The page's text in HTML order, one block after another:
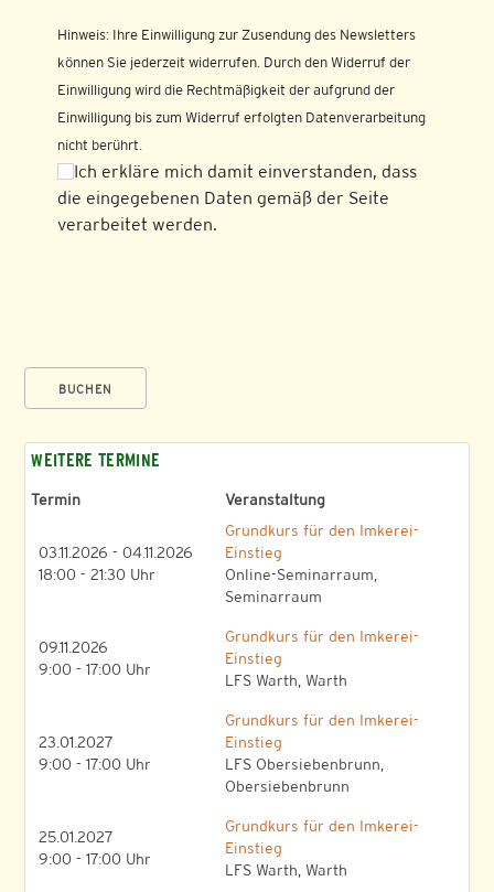
Hinweis: Ihre Einwilligung zur Zusendung des Newsletters
können Sie jederzeit widerrufen. Durch den Widerruf der
Einwilligung wird die Rechtmäßigkeit der aufgrund der
Einwilligung bis zum Widerruf erfolgten Datenverarbeitung
nicht berührt.
Ich erkläre mich damit einverstanden, dass
die eingegebenen Daten gemäß der Seite
verarbeitet werden.
BUCHEN
WEITERE TERMINE
Termin Veranstaltung
03.11.2026 - 04.11.2026
18:00 - 21:30 Uhr
Grundkurs für den Imkerei-
Einstieg
Online-Seminarraum,
Seminarraum
09.11.2026
9:00 - 17:00 Uhr
Grundkurs für den Imkerei-
Einstieg
LFS Warth, Warth
23.01.2027
9:00 - 17:00 Uhr
Grundkurs für den Imkerei-
Einstieg
LFS Obersiebenbrunn,
Obersiebenbrunn
25.01.2027
9:00 - 17:00 Uhr
Grundkurs für den Imkerei-
Einstieg
LFS Warth, Warth